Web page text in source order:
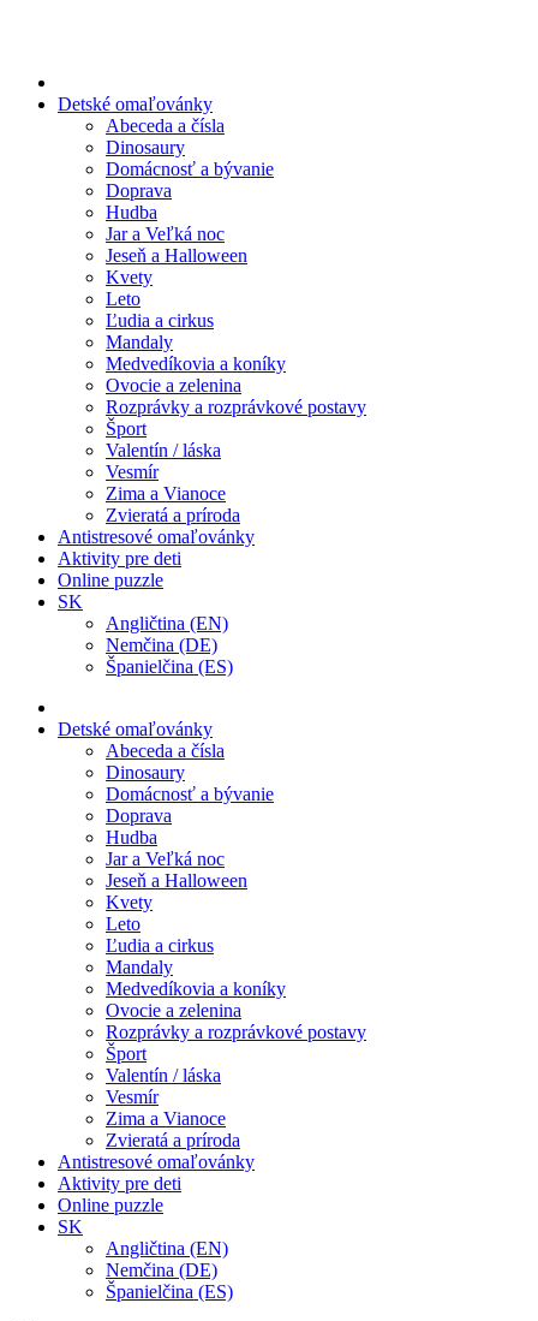
Detské omaľovánky
Abeceda a čísla
Dinosaury
Domácnosť a bývanie
Doprava
Hudba
Jar a Veľká noc
Jeseň a Halloween
Kvety
Leto
Ľudia a cirkus
Mandaly
Medvedíkovia a koníky
Ovocie a zelenina
Rozprávky a rozprávkové postavy
Šport
Valentín / láska
Vesmír
Zima a Vianoce
Zvieratá a príroda
Antistresové omaľovánky
Aktivity pre deti
Online puzzle
SK
Angličtina (EN)
Nemčina (DE)
Španielčina (ES)
Detské omaľovánky
Abeceda a čísla
Dinosaury
Domácnosť a bývanie
Doprava
Hudba
Jar a Veľká noc
Jeseň a Halloween
Kvety
Leto
Ľudia a cirkus
Mandaly
Medvedíkovia a koníky
Ovocie a zelenina
Rozprávky a rozprávkové postavy
Šport
Valentín / láska
Vesmír
Zima a Vianoce
Zvieratá a príroda
Antistresové omaľovánky
Aktivity pre deti
Online puzzle
SK
Angličtina (EN)
Nemčina (DE)
Španielčina (ES)